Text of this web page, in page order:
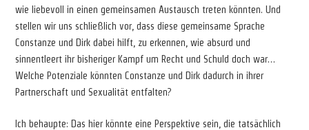
wie liebevoll in einen gemeinsamen Austausch treten könnten. Und
stellen wir uns schließlich vor, dass diese gemeinsame Sprache
Constanze und Dirk dabei hilft, zu erkennen, wie absurd und
sinnentleert ihr bisheriger Kampf um Recht und Schuld doch war…
Welche Potenziale könnten Constanze und Dirk dadurch in ihrer
Partnerschaft und Sexualität entfalten?
Ich behaupte: Das hier könnte eine Perspektive sein, die tatsächlich